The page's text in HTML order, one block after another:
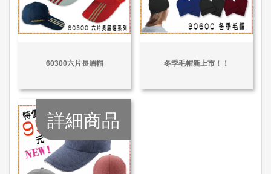
60300六片長眉帽 冬季毛帽新上市！！
詳細商品